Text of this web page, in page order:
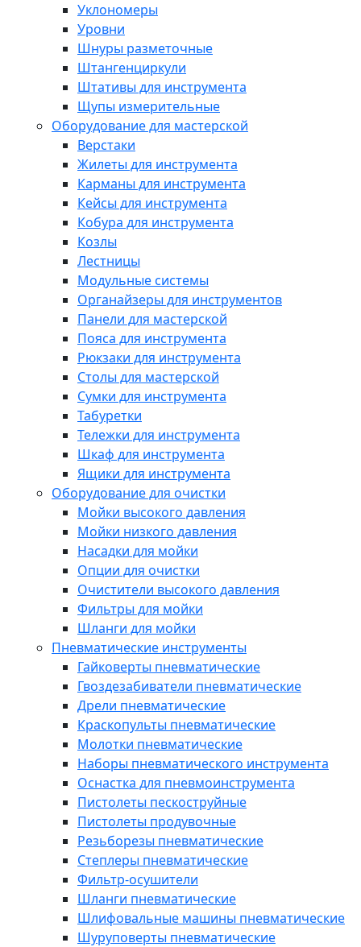
Уклономеры
Уровни
Шнуры разметочные
Штангенциркули
Штативы для инструмента
Щупы измерительные
Оборудование для мастерской
Верстаки
Жилеты для инструмента
Карманы для инструмента
Кейсы для инструмента
Кобура для инструмента
Козлы
Лестницы
Модульные системы
Органайзеры для инструментов
Панели для мастерской
Пояса для инструмента
Рюкзаки для инструмента
Столы для мастерской
Сумки для инструмента
Табуретки
Тележки для инструмента
Шкаф для инструмента
Ящики для инструмента
Оборудование для очистки
Мойки высокого давления
Мойки низкого давления
Насадки для мойки
Опции для очистки
Очистители высокого давления
Фильтры для мойки
Шланги для мойки
Пневматические инструменты
Гайковерты пневматические
Гвоздезабиватели пневматические
Дрели пневматические
Краскопульты пневматические
Молотки пневматические
Наборы пневматического инструмента
Оснастка для пневмоинструмента
Пистолеты пескоструйные
Пистолеты продувочные
Резьборезы пневматические
Степлеры пневматические
Фильтр-осушители
Шланги пневматические
Шлифовальные машины пневматические
Шуруповерты пневматические